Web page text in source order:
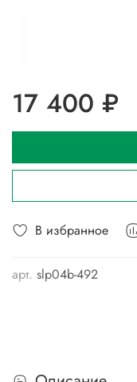
В избранное
арт. slp04b-492
17 400 ₽